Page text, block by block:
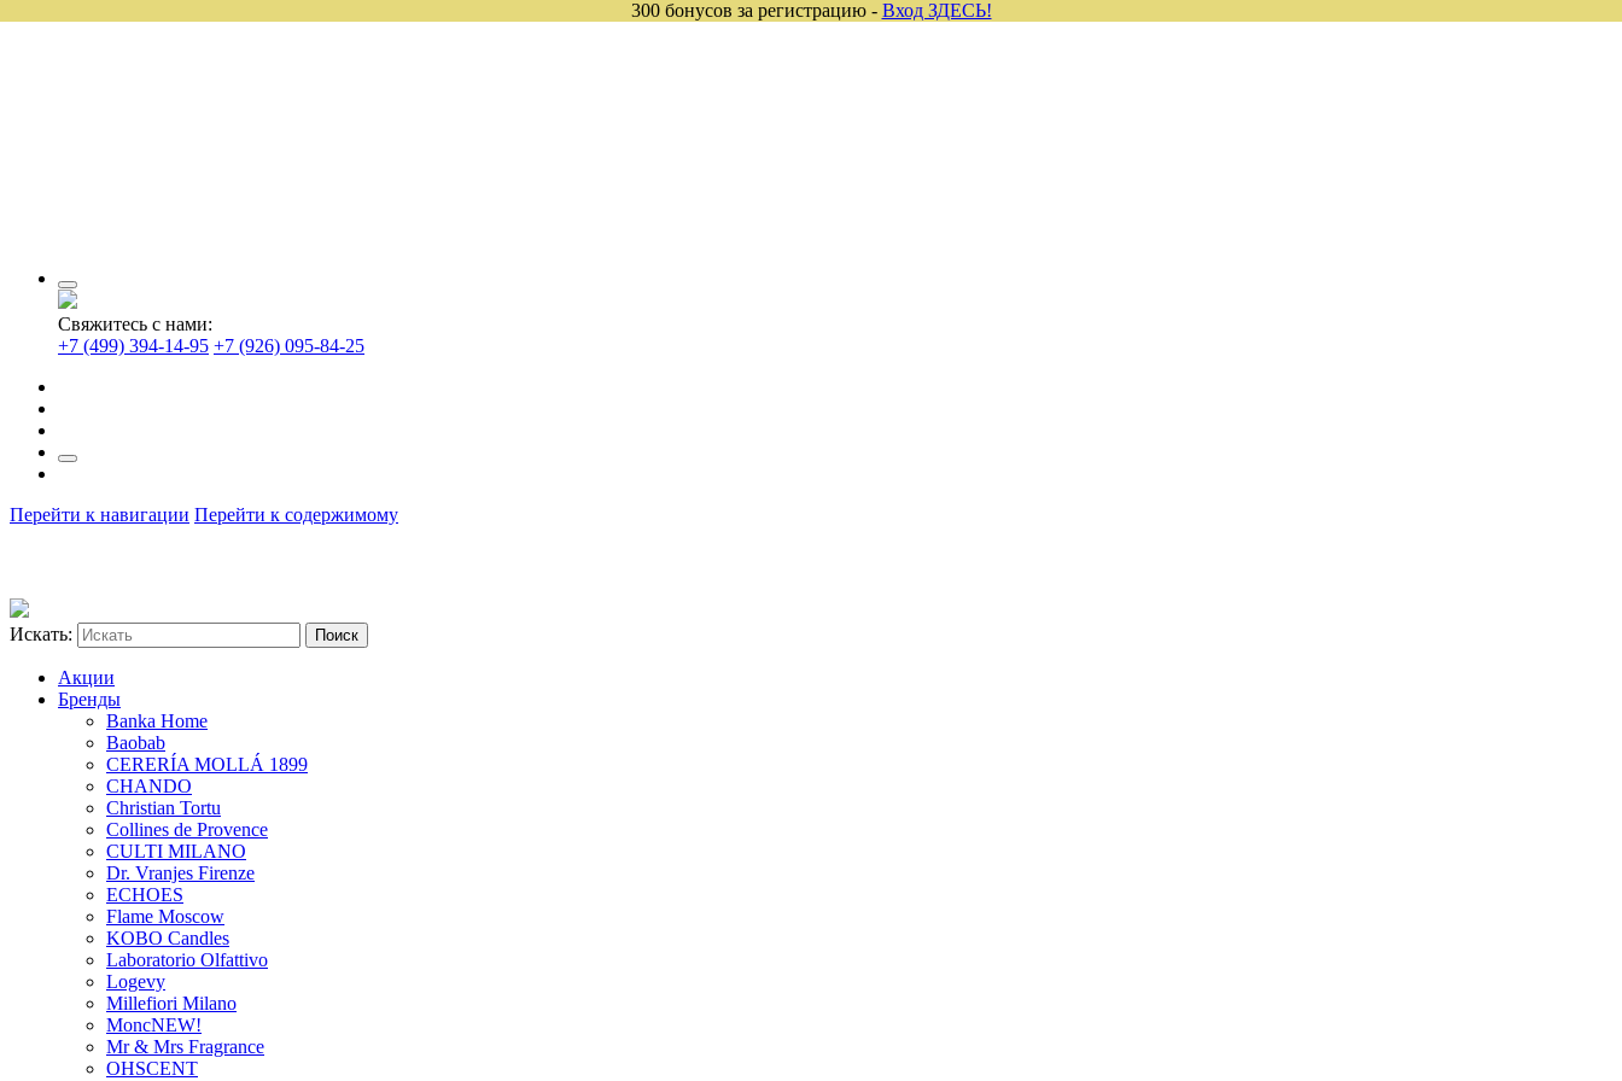
Свяжитесь с нами:
+7 (499) 394-14-95 +7 (926) 095-84-25
Перейти к навигации Перейти к содержимому
Искать:
Акции
Бренды
Banka Home
Baobab
CERERÍA MOLLÁ 1899
CHANDO
Christian Tortu
Collines de Provence
CULTI MILANO
Dr. Vranjes Firenze
ECHOES
Flame Moscow
KOBO Candles
Laboratorio Olfattivo
Logevy
Millefiori Milano
MoncNEW!
Mr & Mrs Fragrance
OHSCENT
300 бонусов за регистрацию - Вход ЗДЕСЬ!